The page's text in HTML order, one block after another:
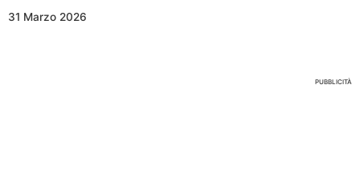
31 Marzo 2026
PUBBLICITÀ